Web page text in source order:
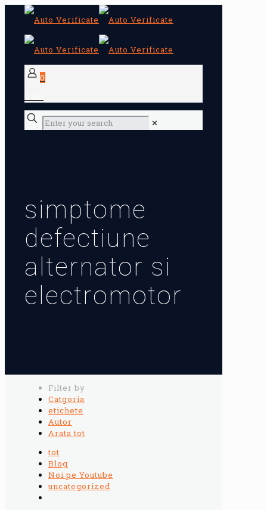
0
✕
simptome
defectiune
alternator si
electromotor
Filter by
Catgoria
etichete
Autor
Arata tot
tot
Blog
Noi pe Youtube
uncategorized